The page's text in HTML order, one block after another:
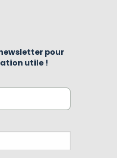
pour
utile !